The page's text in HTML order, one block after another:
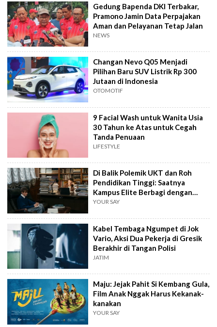
Gedung Bapenda DKI Terbakar,
Pramono Jamin Data Perpajakan
Aman dan Pelayanan Tetap Jalan
NEWS
Changan Nevo Q05 Menjadi
Pilihan Baru SUV Listrik Rp 300
Jutaan di Indonesia
OTOMOTIF
9 Facial Wash untuk Wanita Usia
30 Tahun ke Atas untuk Cegah
Tanda Penuaan
LIFESTYLE
Di Balik Polemik UKT dan Roh
Pendidikan Tinggi: Saatnya
Kampus Elite Berbagi dengan
Kampus Daerah
YOUR SAY
Kabel Tembaga Ngumpet di Jok
Vario, Aksi Dua Pekerja di Gresik
Berakhir di Tangan Polisi
JATIM
Maju: Jejak Pahit Si Kembang Gula,
Film Anak Nggak Harus Kekanak-
kanakan
YOUR SAY